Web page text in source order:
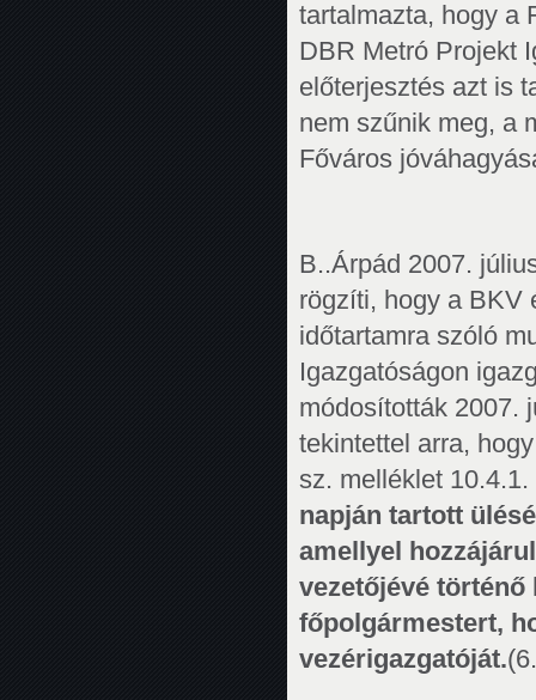
tartalmazta, hogy a
DBR Metró Projekt
előterjesztés azt is
nem szűnik meg, a
Főváros
B..Árpád 2007.
rögzíti, hogy a BKV
időtartamra szóló
Igazgatóságon
módosították 2007.
tekintettel arra,
sz. melléklet
napján tartott
amellyel
vezetőjévé történő
főpolgármestert,
vezérigazgatóját.